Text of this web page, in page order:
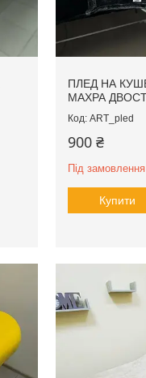
ПЛЕД НА
МАХРА
ART_pled
900 ₴
Під замовлення
Купити